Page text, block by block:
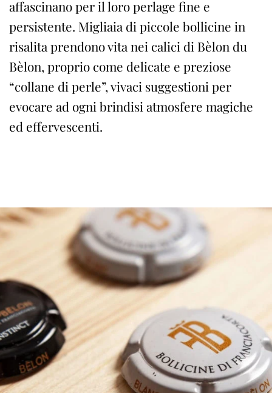
affascinano per il loro perlage fine e
persistente. Migliaia di piccole bollicine in
risalita prendono vita nei calici di Bèlon du
Bèlon, proprio come delicate e preziose
“collane di perle”, vivaci suggestioni per
evocare ad ogni brindisi atmosfere magiche
ed effervescenti.